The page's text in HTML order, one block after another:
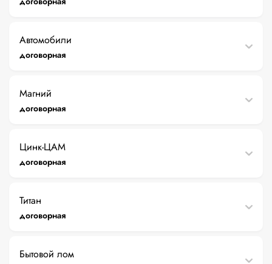
Автомобили
договорная
Магний
договорная
Цинк-ЦАМ
договорная
Титан
договорная
Бытовой лом